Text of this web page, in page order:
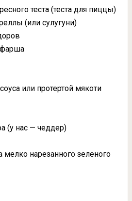
теста (теста для пиццы)
(или сулугуни)
фарша
или протертой мякоти
(у нас — чеддер)
мелко нарезанного зеленого